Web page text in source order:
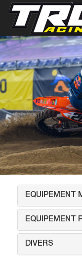
EQUIPEMENT
EQUIPEMENT
DIVERS